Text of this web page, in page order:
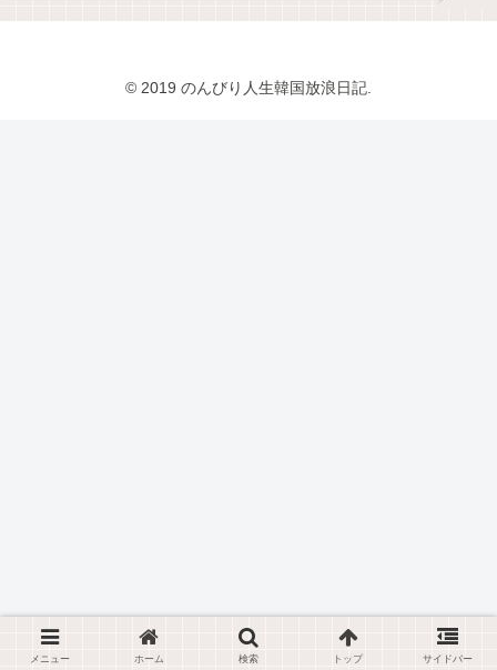
© 2019 のんびり人生韓国放浪日記.
メニュー ホーム 検索 トップ サイドバー